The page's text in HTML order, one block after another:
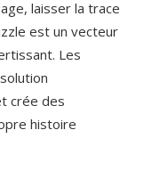
laisser la trace
est un vecteur
Les
crée des
histoire